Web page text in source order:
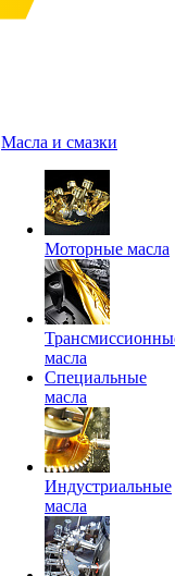
Масла и смазки
Моторные масла
масла
Специальные
масла
Индустриальные
масла